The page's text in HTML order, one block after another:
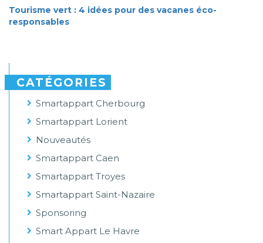
Tourisme vert : 4 idées pour des vacanes éco-
responsables
CATÉGORIES
Smartappart Cherbourg
Smartappart Lorient
Nouveautés
Smartappart Caen
Smartappart Troyes
Smartappart Saint-Nazaire
Sponsoring
Smart Appart Le Havre